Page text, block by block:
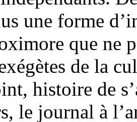
une forme
que ne
de la
histoire de
le journal à